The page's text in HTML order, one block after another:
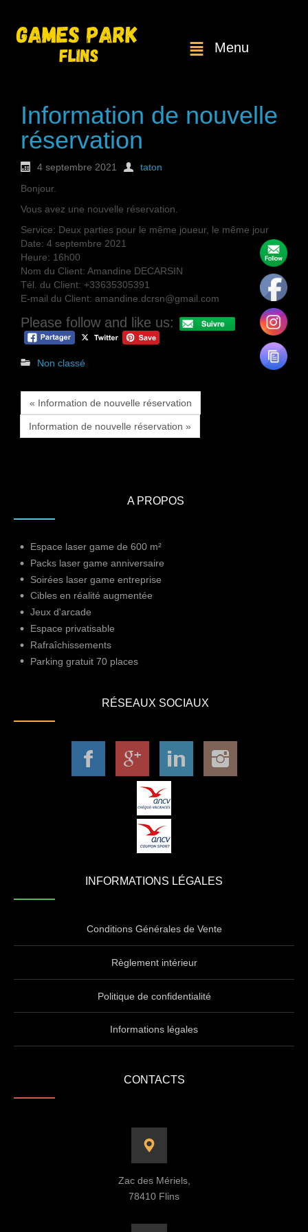
Menu
Information de nouvelle
réservation
4 septembre 2021
taton
Bonjour.
Vous avez une nouvelle réservation.
Service: Deux parties pour le même joueur, le même jour
Date: 4 septembre 2021
Heure: 16h00
Nom du Client: Amandine DECARSIN
Tél. du Client: +33635305391
E-mail du Client: amandine.dcrsn@gmail.com
Please follow and like us:
Non classé
« Information de nouvelle réservation
Information de nouvelle réservation »
A PROPOS
Espace laser game de 600 m²
Packs laser game anniversaire
Soirées laser game entreprise
Cibles en réalité augmentée
Jeux d'arcade
Espace privatisable
Rafraîchissements
Parking gratuit 70 places
RÉSEAUX SOCIAUX
INFORMATIONS LÉGALES
Conditions Générales de Vente
Règlement intérieur
Politique de confidentialité
Informations légales
CONTACTS
Zac des Mériels,
78410 Flins